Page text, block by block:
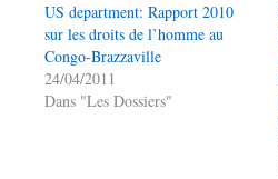
US department: Rapport 2010
sur les droits de l’homme au
Congo-Brazzaville
24/04/2011
Dans "Les Dossiers"